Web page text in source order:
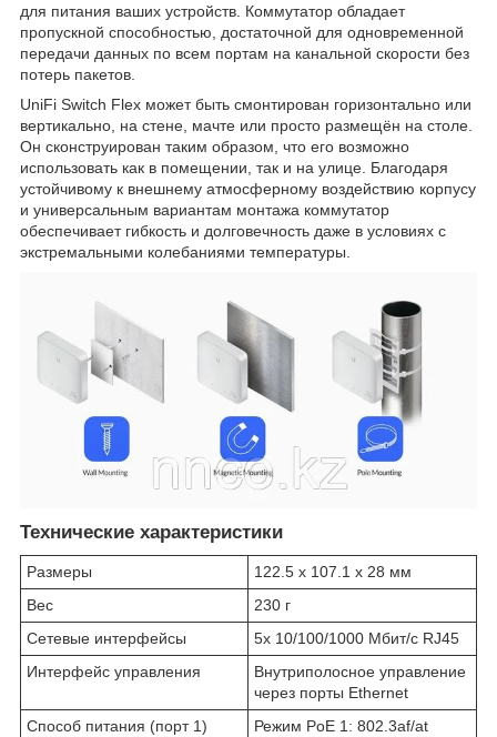
для питания ваших устройств. Коммутатор обладает
пропускной способностью, достаточной для одновременной
передачи данных по всем портам на канальной скорости без
потерь пакетов.
UniFi Switch Flex может быть смонтирован горизонтально или
вертикально, на стене, мачте или просто размещён на столе.
Он сконструирован таким образом, что его возможно
использовать как в помещении, так и на улице. Благодаря
устойчивому к внешнему атмосферному воздействию корпусу
и универсальным вариантам монтажа коммутатор
обеспечивает гибкость и долговечность даже в условиях с
экстремальными колебаниями температуры.
Технические характеристики
Размеры
122.5 x 107.1 x 28 мм
Вес
230 г
Сетевые интерфейсы
5х 10/100/1000 Мбит/с RJ45
Интерфейс управления
Внутриполосное управление
через порты Ethernet
Способ питания (порт 1)
Режим PoE 1: 802.3af/at